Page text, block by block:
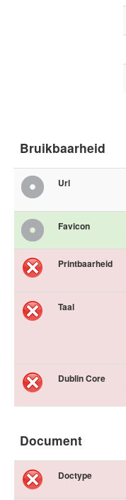
Bruikbaarheid
Url
Favicon
Printbaarheid
Taal
Dublin Core
Document
Doctype